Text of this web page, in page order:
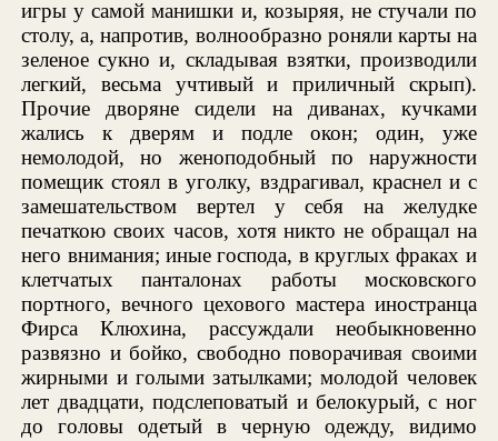
игры у самой манишки и, козыряя, не стучали по
столу, а, напротив, волнообразно роняли карты на
зеленое сукно и, складывая взятки, производили
легкий, весьма учтивый и приличный скрып).
Прочие дворяне сидели на диванах, кучками
жались к дверям и подле окон; один, уже
немолодой, но женоподобный по наружности
помещик стоял в уголку, вздрагивал, краснел и с
замешательством вертел у себя на желудке
печаткою своих часов, хотя никто не обращал на
него внимания; иные господа, в круглых фраках и
клетчатых панталонах работы московского
портного, вечного цехового мастера иностранца
Фирса Клюхина, рассуждали необыкновенно
развязно и бойко, свободно поворачивая своими
жирными и голыми затылками; молодой человек
лет двадцати, подслеповатый и белокурый, с ног
до головы одетый в черную одежду, видимо